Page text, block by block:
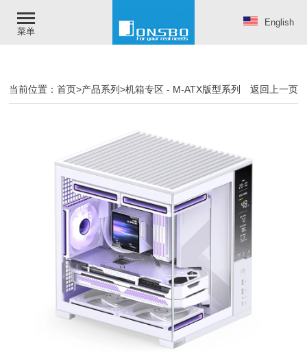
菜单
English
返回上一页
当前位置：首页>产品系列>机箱专区 - M-ATX版型系列